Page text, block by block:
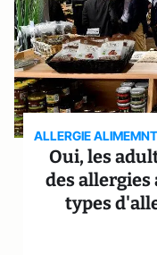
ALLERGIE
Oui, les
des
types